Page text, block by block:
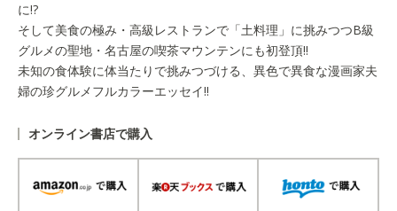
に!?
そして美食の極み・高級レストランで「土料理」に挑みつつB級
グルメの聖地・名古屋の喫茶マウンテンにも初登頂!!
未知の食体験に体当たりで挑みつづける、異色で異食な漫画家夫
婦の珍グルメフルカラーエッセイ!!
オンライン書店で購入